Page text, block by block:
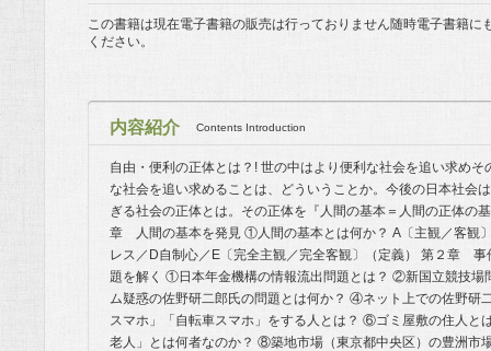
この書籍は現在電子書籍の販売は行っておりません随時電子書籍に
ください。
内容紹介 Contents Introduction
自由・便利の正体とは？! 世の中はより便利な社会を追い求め
な社会を追い求めることは、どういうことか。今後の日本社会
ぎる社会の正体とは。その正体を『人間の基本＝人間の正体の
章 人間の基本を発見 ①人間の基本とは何か？ A〔主観／客観
レス／D自制心／E〔完全主観／完全客観〕（定義） 第２章
題を解く ①日本年金機構の情報流出問題とは？ ②新国立競技
ム疑惑の佐野研二郎氏の問題とは何か？ ④ネット上での佐野研
スマホ」「自転車スマホ」をする人とは？ ⑥ゴミ屋敷の住人と
老人」とは何者なのか？ ⑧築地市場（東京都中央区）の豊洲市